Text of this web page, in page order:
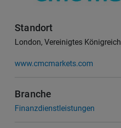
Standort
London, Vereinigtes Königreich
www.cmcmarkets.com
Branche
Finanzdienstleistungen